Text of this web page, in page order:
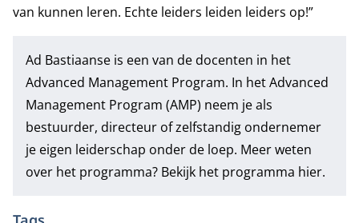
van kunnen leren. Echte leiders leiden leiders op!”
Ad Bastiaanse is een van de docenten in het
Advanced Management Program. In het Advanced
Management Program (AMP) neem je als
bestuurder, directeur of zelfstandig ondernemer
je eigen leiderschap onder de loep. Meer weten
over het programma? Bekijk het programma hier.